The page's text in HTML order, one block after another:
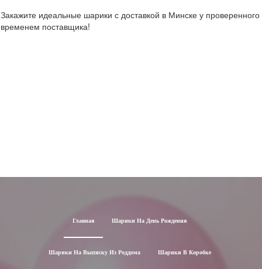
Закажите идеальные шарики с доставкой в Минске у проверенного
временем поставщика!
Главная Шарики На День Рождения
Шарики На Выписку Из Роддома Шарики В Коробке